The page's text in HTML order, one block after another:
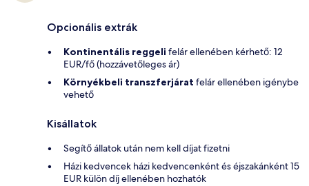
Opcionális extrák
Kontinentális reggeli felár ellenében kérhető: 12
EUR/fő (hozzávetőleges ár)
Környékbeli transzferjárat felár ellenében igénybe
vehető
Kisállatok
Segítő állatok után nem kell díjat fizetni
Házi kedvencek házi kedvencenként és éjszakánként 15
EUR külön díj ellenében hozhatók